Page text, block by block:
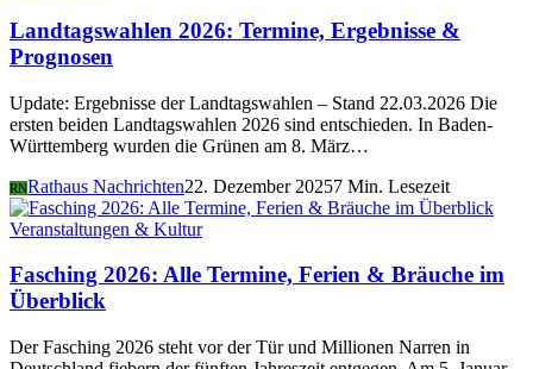
Landtagswahlen 2026: Termine, Ergebnisse &
Prognosen
Update: Ergebnisse der Landtagswahlen – Stand 22.03.2026 Die
ersten beiden Landtagswahlen 2026 sind entschieden. In Baden-
Württemberg wurden die Grünen am 8. März…
RNRathaus Nachrichten22. Dezember 20257 Min. Lesezeit
Veranstaltungen & Kultur
Fasching 2026: Alle Termine, Ferien & Bräuche im
Überblick
Der Fasching 2026 steht vor der Tür und Millionen Narren in